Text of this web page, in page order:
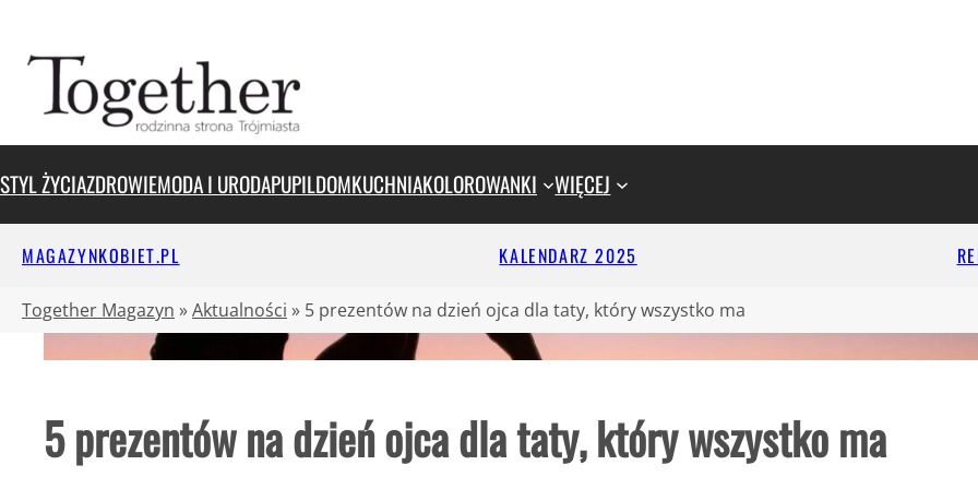
treści
STYL ŻYCIAZDROWIEMODA I URODAPUPILDOMKUCHNIAKOLOROWANKI WIĘCEJ
MAGAZYNKOBIET.PL KALENDARZ 2025
Together Magazyn »Aktualności » 5 prezentów na dzień ojca dla taty, który wszystko ma
5 prezentów na dzień ojca dla taty, który wszystko ma